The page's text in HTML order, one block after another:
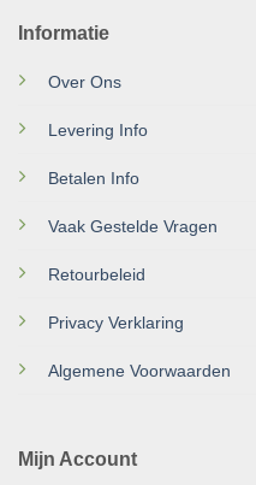
Informatie
Over Ons
Levering Info
Betalen Info
Vaak Gestelde Vragen
Retourbeleid
Privacy Verklaring
Algemene Voorwaarden
Mijn Account